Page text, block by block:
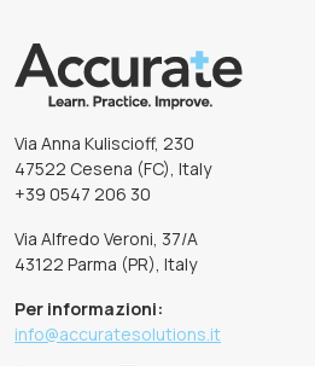
Via Anna Kuliscioff, 230
47522 Cesena (FC), Italy
+39 0547 206 30
Via Alfredo Veroni, 37/A
43122 Parma (PR), Italy
Per informazioni:
info@accuratesolutions.it